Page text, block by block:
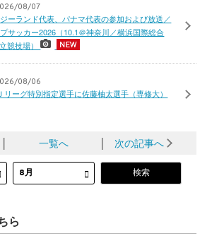
08/07
ーランド代表、パナマ代表の参加および放送／
サッカー2026（10.1＠神奈川／横浜国際総合
競技場）
08/06
ーグ特別指定選手に佐藤柚太選手（専修大）
│ 一覧へ │ 次の記事へ
ら